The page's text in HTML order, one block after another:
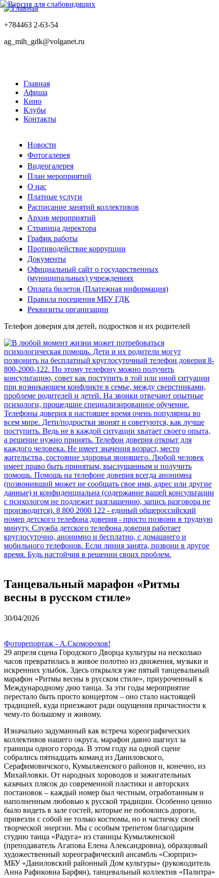
+784463 2-63-54
ag_mih_gdk@volganet.ru
Главная
Афиша
Кино
Клубы
Контакты
Новости
Фотогалерея
Видеогалерея
План мероприятий
О нас
Платные услуги
Расписание занятий коллективов
Архив мероприятий
Страница директора
График работы
Противодействие коррупции
Документы
Официальный сайт о государственных
(муниципальных) учреждениях
Оплата билетов (Платежная информация)
Правила посещения МБУ ГДК
Реквизиты организации
Телефон доверия для детей, подростков и их родителей
Танцевальный марафон «Ритмы
весны в русском стиле»
30/04/2026
Фоторепортаж - А.Скоморохов!
29 апреля сцена Городского Дворца культуры на несколько
часов превратилась в живое полотно из движения, музыки и
искренних улыбок. Здесь открылся уже пятый танцевальный
марафон «Ритмы весны в русском стиле», приуроченный к
Международному дню танца. За эти годы мероприятие
перестало быть просто концертом – оно стало настоящей
традицией, куда приезжают ради ощущения причастности к
чему-то большому и живому.
Изначально задуманный как встреча хореографических
коллективов нашего округа, марафон давно шагнул за
границы одного города. В этом году на одной сцене
собрались пятнадцать команд из Даниловского,
Серафимовичского, Кумылженского районов и, конечно, из
Михайловки. От народных хороводов и зажигательных
казачьих плясок до современной пластики и авторских
постановок – каждый номер был честным, отработанным и
наполненным любовью к русской традиции. Особенно ценно
было видеть в зале гостей, которые не побоялись дороги,
привезли с собой не только костюмы, но и частичку своей
творческой энергии. Мы с особым трепетом благодарим
студию танца «Радуга» из станицы Кумылженской
(преподаватель Агапова Елена Александровна), образцовый
художественный хореографический ансамбль «Сюрприз»
МБУ «Даниловский районный Дом культуры» (руководитель
Анна Рафиковна Барфян), танцевальный коллектив «Палитра»